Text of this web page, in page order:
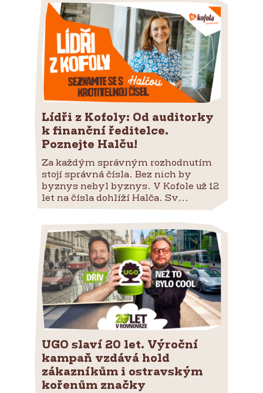
Lídři z Kofoly: Od auditorky
k finanční ředitelce.
Poznejte Halču!
Za každým správným rozhodnutím
stojí správná čísla. Bez nich by
byznys nebyl byznys. V Kofole už 12
let na čísla dohlíží Halča. Sv...
UGO slaví 20 let. Výroční
kampaň vzdává hold
zákazníkům i ostravským
kořenům značky